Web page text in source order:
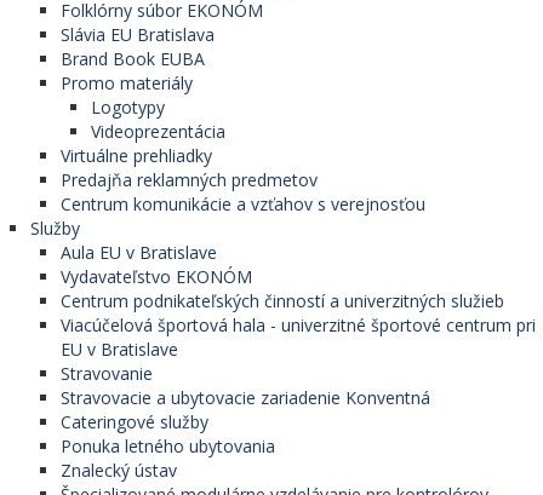
Folklórny súbor EKONÓM
Slávia EU Bratislava
Brand Book EUBA
Promo materiály
Logotypy
Videoprezentácia
Virtuálne prehliadky
Predajňa reklamných predmetov
Centrum komunikácie a vzťahov s verejnosťou
Služby
Aula EU v Bratislave
Vydavateľstvo EKONÓM
Centrum podnikateľských činností a univerzitných služieb
Viacúčelová športová hala - univerzitné športové centrum pri
EU v Bratislave
Stravovanie
Stravovacie a ubytovacie zariadenie Konventná
Cateringové služby
Ponuka letného ubytovania
Znalecký ústav